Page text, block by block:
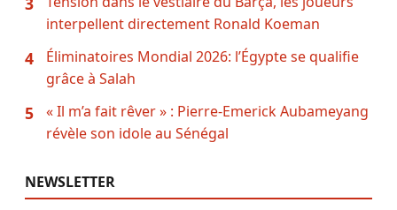
interpellent directement Ronald Koeman
4
Éliminatoires Mondial 2026: l’Égypte se qualifie
grâce à Salah
5
« Il m’a fait rêver » : Pierre-Emerick Aubameyang
révèle son idole au Sénégal
NEWSLETTER